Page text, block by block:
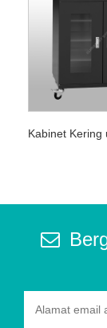
Kabinet Kering